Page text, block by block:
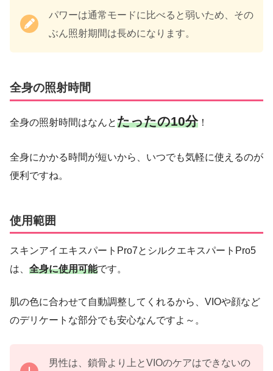
パワーは通常モードに比べると弱いため、その
ぶん照射期間は長めになります。
全身の照射時間
全身の照射時間はなんとたったの10分！
全身にかかる時間が短いから、いつでも気軽に使えるのが
便利ですね。
使用範囲
スキンアイエキスパートPro7とシルクエキスパートPro5
は、 全身に使用可能です。
肌の色に合わせて自動調整してくれるから、VIOや顔など
のデリケートな部分でも安心なんですよ～。
男性は、鎖骨より上とVIOのケアはできないの